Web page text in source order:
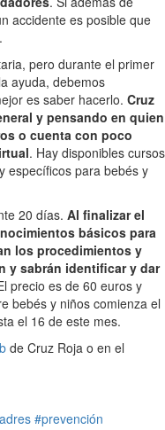
accidente es posible que
pero durante el primer
ayuda, debemos
es saber hacerlo. Cruz
y pensando en quien
o cuenta con poco
. Hay disponibles cursos
específicos para bebés y
20 días. Al finalizar el
básicos para
los procedimientos y
y sabrán identificar y dar
precio es de 60 euros y
bebés y niños comienza el
el 16 de este mes.
de Cruz Roja o en el
#prevención